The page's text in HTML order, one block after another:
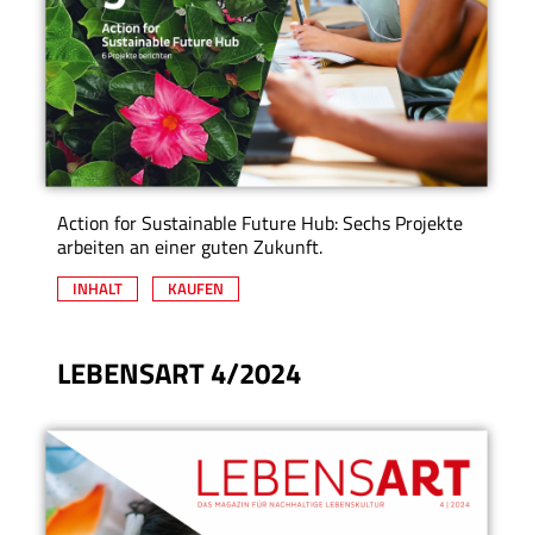
Action for Sustainable Future Hub: Sechs Projekte
arbeiten an einer guten Zukunft.
INHALT KAUFEN
LEBENSART 4/2024